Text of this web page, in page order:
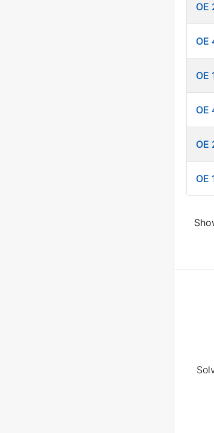
OE
OE
OE
OE
OE
OE